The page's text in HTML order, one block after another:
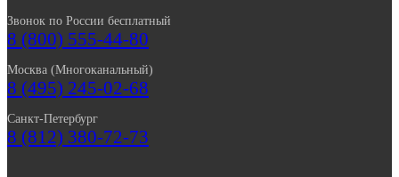
Звонок по России бесплатный
8 (800) 555-44-80
Москва (Многоканальный)
8 (495) 245-02-68
Санкт-Петербург
8 (812) 380-72-73